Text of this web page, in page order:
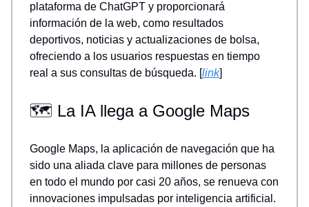
plataforma de ChatGPT y proporcionará
información de la web, como resultados
deportivos, noticias y actualizaciones de bolsa,
ofreciendo a los usuarios respuestas en tiempo
real a sus consultas de búsqueda. [link]
🗺️ La IA llega a Google Maps
Google Maps, la aplicación de navegación que ha
sido una aliada clave para millones de personas
en todo el mundo por casi 20 años, se renueva con
innovaciones impulsadas por inteligencia artificial.